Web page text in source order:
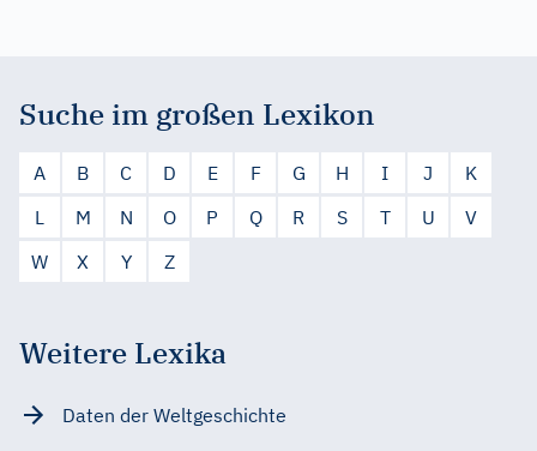
Suche im großen Lexikon
A B C D E F G H I J
K
L
M N O P Q R S T U
V
W
X Y Z
Weitere Lexika
Daten der Weltgeschichte